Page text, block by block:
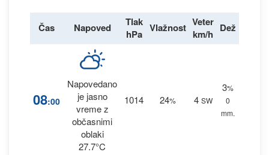
Čas Napoved
Tlak
hPa Vlažnost Veter
km/h Dež
08:00
Napovedano
je jasno
vreme z
občasnimi
oblaki
27.7°C
1014 24% 4 SW
3%
0
mm.